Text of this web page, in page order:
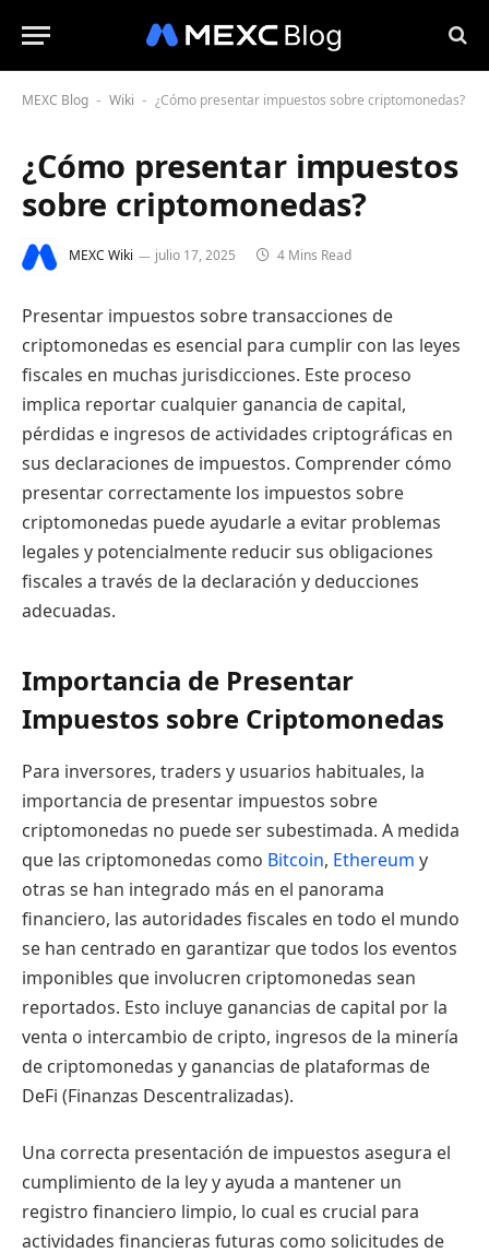
MEXC Blog - Wiki - ¿Cómo presentar impuestos sobre criptomonedas?
¿Cómo presentar impuestos
sobre criptomonedas?
MEXC Wiki julio 17, 2025 4 Mins Read
Presentar impuestos sobre transacciones de
criptomonedas es esencial para cumplir con las leyes
fiscales en muchas jurisdicciones. Este proceso
implica reportar cualquier ganancia de capital,
pérdidas e ingresos de actividades criptográficas en
sus declaraciones de impuestos. Comprender cómo
presentar correctamente los impuestos sobre
criptomonedas puede ayudarle a evitar problemas
legales y potencialmente reducir sus obligaciones
fiscales a través de la declaración y deducciones
adecuadas.
Importancia de Presentar
Impuestos sobre Criptomonedas
Para inversores, traders y usuarios habituales, la
importancia de presentar impuestos sobre
criptomonedas no puede ser subestimada. A medida
que las criptomonedas como Bitcoin, Ethereum y
otras se han integrado más en el panorama
financiero, las autoridades fiscales en todo el mundo
se han centrado en garantizar que todos los eventos
imponibles que involucren criptomonedas sean
reportados. Esto incluye ganancias de capital por la
venta o intercambio de cripto, ingresos de la minería
de criptomonedas y ganancias de plataformas de
DeFi (Finanzas Descentralizadas).
Una correcta presentación de impuestos asegura el
cumplimiento de la ley y ayuda a mantener un
registro financiero limpio, lo cual es crucial para
actividades financieras futuras como solicitudes de